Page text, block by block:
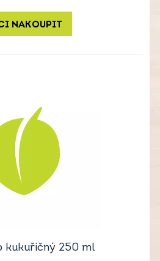
NAKOUPIT
kukuřičný 250 ml